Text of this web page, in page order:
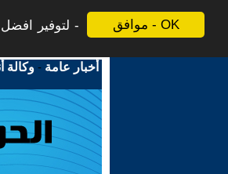
موافق - OK
لتوفير
أخبار عامة -وكالة